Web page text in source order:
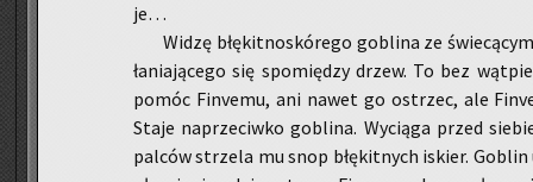
je…
Widzę błę­kit­no­skó­re­go go­bli­na ze
ła­nia­ją­ce­go się spo­mię­dzy drzew. To bez
pomóc Fi­nve­mu, ani nawet go ostrzec, ale
Staje na­prze­ciw­ko go­bli­na. Wy­cią­ga przed
pal­ców strze­la mu snop błę­kit­nych iskier.